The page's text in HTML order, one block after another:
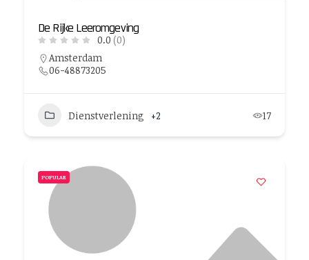
De Rijke Leeromgeving
0.0 (0)
Amsterdam
06-48873205
Dienstverlening +2 17
POPULAR